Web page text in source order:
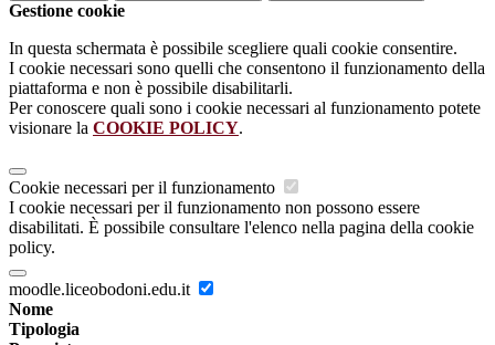
Gestione cookie
In questa schermata è possibile scegliere quali cookie consentire.
I cookie necessari sono quelli che consentono il funzionamento della
piattaforma e non è possibile disabilitarli.
Per conoscere quali sono i cookie necessari al funzionamento potete
visionare la COOKIE POLICY.
Cookie necessari per il funzionamento
I cookie necessari per il funzionamento non possono essere
disabilitati. È possibile consultare l'elenco nella pagina della cookie
policy.
moodle.liceobodoni.edu.it
Nome
Tipologia